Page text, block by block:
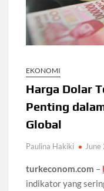
EKONOMI
Harga Dolar
Penting
Global
Paulina Hakiki June
turkeconom.com –
indikator yang